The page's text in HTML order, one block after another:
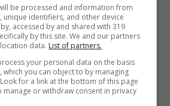
tosse e catarro.
e calma l’irritazione,
i sintomi della tosse. Ha inoltre
aumenta le chitochine, che
antimicrobica.
È difficile scegliere un buon
be processed and information from
unique identifiers, and other device
accessed by and shared with 319
by this site. We and our partners
data. List of partners.
your personal data on the basis
which you can object to by managing
for a link at the bottom of this page
manage or withdraw consent in privacy